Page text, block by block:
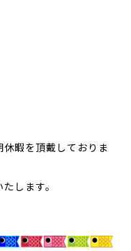
暇を頂戴しておりま
します。